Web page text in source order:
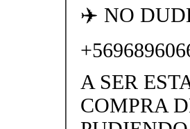
✈️ NO
A SER
COMPRA